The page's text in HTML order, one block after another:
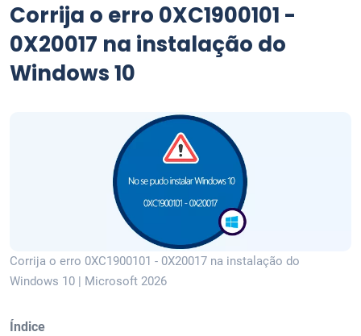
Corrija o erro 0XC1900101 -
0X20017 na instalação do
Windows 10
Corrija o erro 0XC1900101 - 0X20017 na instalação do
Windows 10 | Microsoft 2026
Índice